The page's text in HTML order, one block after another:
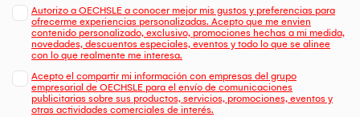
Autorizo a OECHSLE a conocer mejor mis gustos y preferencias para
ofrecerme experiencias personalizadas. Acepto que me envien
contenido personalizado, exclusivo, promociones hechas a mi medida,
novedades, descuentos especiales, eventos y todo lo que se alinee
con lo que realmente me interesa.
Acepto el compartir mi información con empresas del grupo
empresarial de OECHSLE para el envío de comunicaciones
publicitarias sobre sus productos, servicios, promociones, eventos y
otras actividades comerciales de interés.